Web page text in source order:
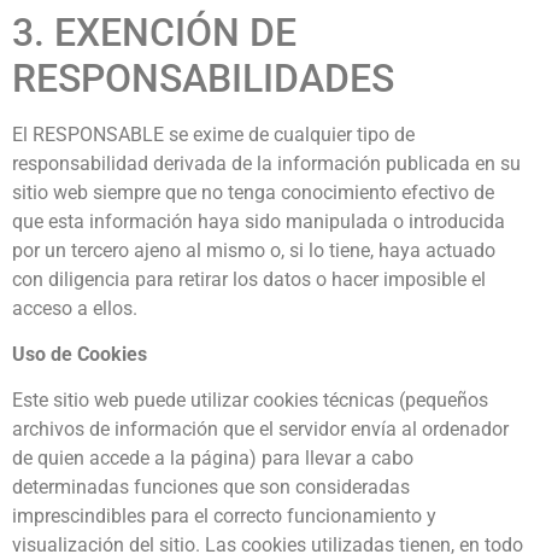
3. EXENCIÓN DE
RESPONSABILIDADES
El RESPONSABLE se exime de cualquier tipo de
responsabilidad derivada de la información publicada en su
sitio web siempre que no tenga conocimiento efectivo de
que esta información haya sido manipulada o introducida
por un tercero ajeno al mismo o, si lo tiene, haya actuado
con diligencia para retirar los datos o hacer imposible el
acceso a ellos.
Uso de Cookies
Este sitio web puede utilizar cookies técnicas (pequeños
archivos de información que el servidor envía al ordenador
de quien accede a la página) para llevar a cabo
determinadas funciones que son consideradas
imprescindibles para el correcto funcionamiento y
visualización del sitio. Las cookies utilizadas tienen, en todo